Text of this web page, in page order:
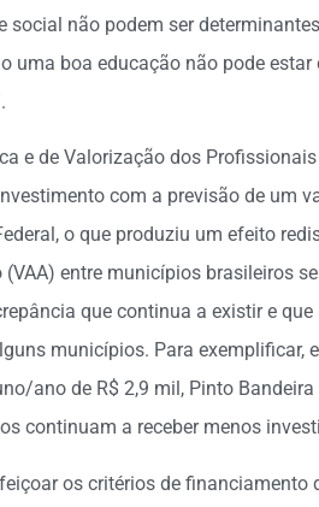
não podem ser
uma boa educação não pode
e de Valorização dos
com a previsão de um
o que produziu um efeito
entre municípios brasileiros
que continua a existir e que
municípios. Para exemplificar,
ano de R$ 2,9 mil, Pinto Bandeira
continuam a receber menos
os critérios de financiamento